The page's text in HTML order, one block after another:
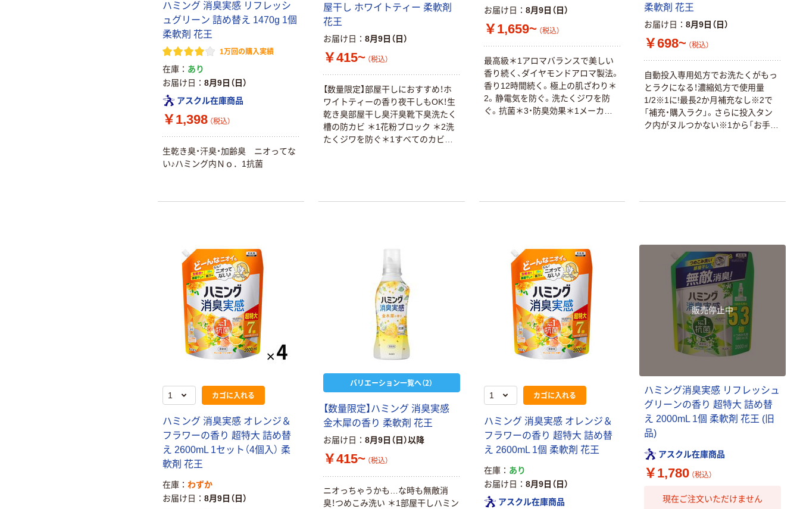
ハミング 消臭実感 リフレッシ
ュグリーン 詰め替え 1470g 1個
柔軟剤 花王
1万回の購入実績
在庫
あり
お届け日
8月9日（日）
アスクル在庫商品
￥1,398 （税込）
生乾き臭・汗臭・加齢臭 ニオってな
い♪ハミング内Ｎｏ．1抗菌
屋干し ホワイトティー 柔軟剤
花王
お届け日 8月9日（日）
￥415~ （税込）
【数量限定】部屋干しにおすすめ！ホ
ワイトティーの香り夜干しもOK！生
乾き臭部屋干し臭汗臭靴下臭洗たく
槽の防カビ ＊1花粉ブロック ＊2洗
たくジワを防ぐ＊1すべてのカビの
の菌の増殖を抑えるわけではありま
お届け日 8月9日（日）
￥1,659~ （税込）
最高級＊1アロマバランスで美しい
香り続く、ダイヤモンドアロマ製法。
香り12時間続く。極上の肌ざわり＊
2。静電気を防ぐ。洗たくジワを防
ぐ。抗菌＊3・防臭効果＊1メーカー
柔軟剤 花王
お届け日 8月9日（日）
￥698~ （税込）
自動投入専用処方でお洗たくがもっ
とラクになる！濃縮処方で使用量
1/2※1に!最長2か月補充なし※2で
「補充・購入ラク」。さらに投入タン
ク内がヌルつかない※1から「お手入
カゴに入れる
ハミング 消臭実感 オレンジ＆
フラワーの香り 超特大 詰め替
え 2600mL 1セット（4個入） 柔
軟剤 花王
在庫
わずか
お届け日
8月9日（日）
バリエーション一覧へ（2）
【数量限定】ハミング 消臭実感
金木犀の香り 柔軟剤 花王
お届け日 8月9日（日）以降
￥415~ （税込）
ニオっちゃうかも…な時も無敵消
臭！つめこみ洗い ＊1部屋干しハミン
カゴに入れる
ハミング 消臭実感 オレンジ＆
フラワーの香り 超特大 詰め替
え 2600mL 1個 柔軟剤 花王
在庫
あり
お届け日
8月9日（日）
アスクル在庫商品
販売停止中
ハミング消臭実感 リフレッシュ
グリーンの香り 超特大 詰め替
え 2000mL 1個 柔軟剤 花王 (旧
品)
アスクル在庫商品
￥1,780 （税込）
現在ご注文いただけません